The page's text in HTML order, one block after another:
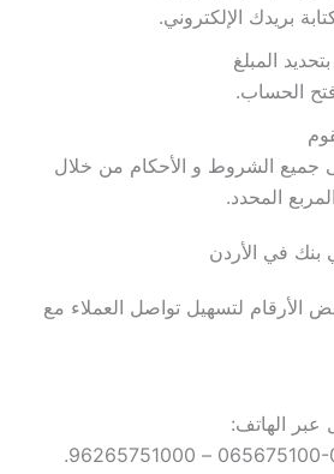
بريدك الإلكتروني.
المبلغ
الحساب.
جميع الشروط و الأحكام من خلال
المحدد.
في الأردن
الأرقام لتسهيل تواصل العملاء مع
الهاتف:
065675100-